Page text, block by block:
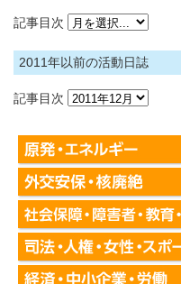
記事目次
2011年以前の活動日誌
記事目次